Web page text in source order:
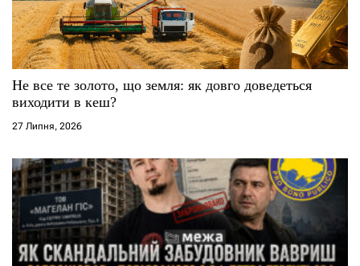
Не все те золото, що земля: як довго доведеться
виходити в кеш?
27 Липня, 2026